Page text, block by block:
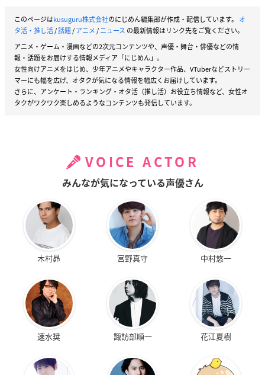
このページはkusuguru株式会社のにじめん編集部が作成・配信しています。 オ
タ活・推し活/話題/アニメ/ニュース の最新情報はリンク先をご覧ください。
アニメ・ゲーム・漫画などの2次元コンテンツや、声優・舞台・俳優などの情
報・話題をお届けする情報メディア「にじめん」。
女性向けアニメをはじめ、少年アニメやキャラクター作品、VTuberなどストリー
マーにも幅を広げ、オタクが気になる情報を幅広くお届けしています。
さらに、アンケート・ランキング・オタ活（推し活）お役立ち情報など、女性オ
タクがワクワク楽しめるようなコンテンツも発信しています。
VOICE ACTOR
みんなが気になっている声優さん
木村昴 宮野真守 中村悠一
速水奨 諏訪部順一 花江夏樹